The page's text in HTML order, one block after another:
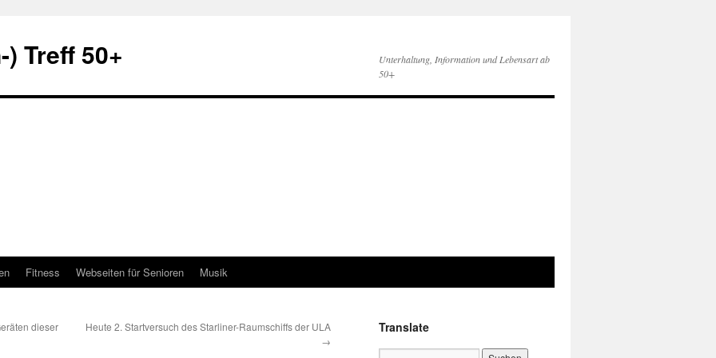
Treff 50+
Unterhaltung, Information und Lebensart ab
50+
Fitness Webseiten für Senioren Musik
dieser
Heute 2. Startversuch des Starliner-Raumschiffs der ULA
→
Translate